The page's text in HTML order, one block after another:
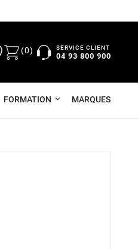
(0) SERVICE CLIENT
04 93 800 900
FORMATION MARQUES